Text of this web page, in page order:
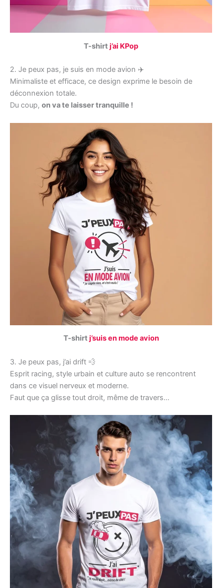
T-shirt j’ai KPop
2. Je peux pas, je suis en mode avion ✈️
Minimaliste et efficace, ce design exprime le besoin de
déconnexion totale.
Du coup, on va te laisser tranquille !
T-shirt j’suis en mode avion
3. Je peux pas, j’ai drift 💨
Esprit racing, style urbain et culture auto se rencontrent
dans ce visuel nerveux et moderne.
Faut que ça glisse tout droit, même de travers…